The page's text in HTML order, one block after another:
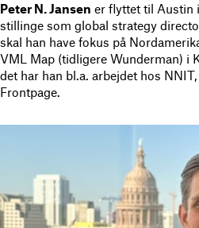
Peter N. Jansen er flyttet til Austin
stillinge som global strategy
skal han have fokus på
VML Map (tidligere Wunderman) i
det har han bl.a. arbejdet hos
Frontpage.